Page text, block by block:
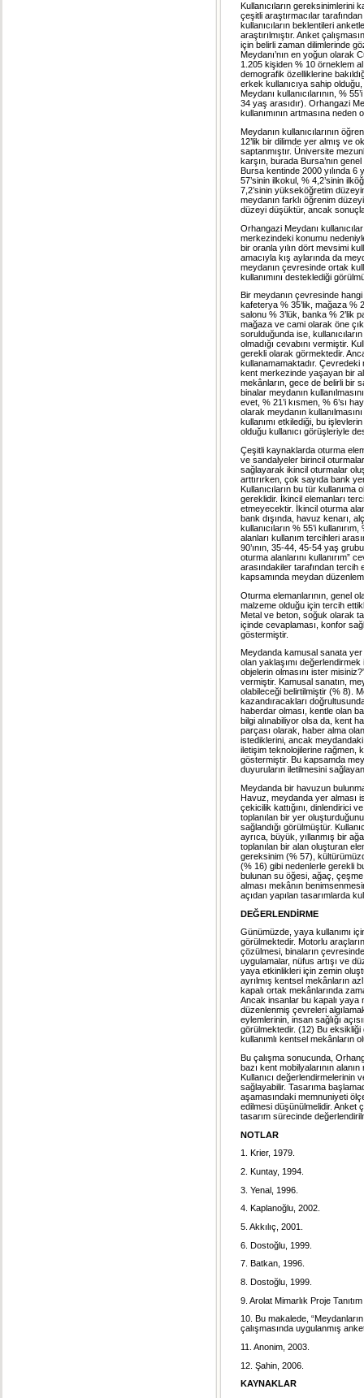
Kullanıcıların gereksinimlerini
çeşitli araştırmacılar
kullanıcıların beklentileri
araştırılmıştır. Anket
için belirli zaman dilimlerinde
Meydanı’nın en yoğun olarak
1.205 kişiden % 10 örneklem
demografik özelliklerine
erkek kullanıcıya sahip
Meydanı kullanıcılarının, %
34 yaş arasıdır). Orhangazi
kullanımının artmasına neden
Meydanın kullanıcılarının
12’lik bir dilimde yer almış ve
saptanmıştır. Üniversite
karşın, burada Bursa’nın
Bursa kentinde 2000 yılında
57’sinin ilkokul, % 4,2’sinin
7,2’sinin yükseköğretim
meydanın farklı öğrenim
düzeyi düşüktür, ancak
Orhangazi Meydanı
merkezindeki konumu
bir oranla yılın dört mevsimi
amacıyla kış aylarında da
meydanın çevresinde ortak
kullanımını desteklediği
Bir meydanın çevresinde
kafeterya % 35’lik, mağaza %
salonu % 3’lük, banka % 2’lik
mağaza ve cami olarak öne
sorulduğunda ise,
olmadığı cevabını vermiştir.
gerekli olarak görmektedir.
kullanamamaktadır.
kent merkezinde yaşayan bir
mekânların, gece de belirli bir
binalar meydanın
evet, % 21’i kısmen, % 6’sı
olarak meydanın
kullanımı etkilediği, bu
olduğu kullanıcı görüşleriyle
Çeşitli kaynaklarda oturma
ve sandalyeler birincil
sağlayarak ikincil oturmalar
arttırırken, çok sayıda bank
Kullanıcıların bu tür
gereklidir. İkincil elemanları
etmeyecektir. İkincil oturma
bank dışında, havuz kenarı,
kullanıcıların % 55’i
alanları kullanım tercihleri
90’ının, 35-44, 45-54 yaş
oturma alanlarını kullanırım”
arasındakiler tarafından tercih
kapsamında meydan
Oturma elemanlarının, genel
malzeme olduğu için tercih
Metal ve beton, soğuk olarak
içinde cevaplaması, konfor
göstermiştir.
Meydanda kamusal sanata
olan yaklaşımı
objelerin olmasını ister
vermiştir. Kamusal sanatın,
olabileceği belirtilmiştir (% 8).
kazandıracakları
haberdar olması, kentle olan
bilgi alınabiliyor olsa da, kent
parçası olarak, haber alma
istediklerini, ancak
iletişim teknolojilerine rağmen,
göstermiştir. Bu kapsamda
duyuruların iletilmesini
Meydanda bir havuzun
Havuz, meydanda yer alması
çekicilik kattığını, dinlendirici
toplanılan bir yer
sağlandığı görülmüştür.
ayrıca, büyük, yıllanmış bir
toplanılan bir alan oluşturan
gereksinim (% 57),
(% 16) gibi nedenlerle gerekli
bulunan su öğesi, ağaç,
alması mekânın
açıdan yapılan tasarımlarda
DEĞERLENDİRME
Günümüzde, yaya kullanımı
görülmektedir. Motorlu
çözülmesi, binaların
uygulamalar, nüfus artışı ve
yaya etkinlikleri için zemin
ayrılmış kentsel mekânların
kapalı ortak mekânlarında
Ancak insanlar bu kapalı yaya
düzenlenmiş çevreleri
eylemlerinin, insan sağlığı
görülmektedir. (12) Bu
kullanımlı kentsel mekânların
Bu çalışma sonucunda,
bazı kent mobilyalarının
Kullanıcı değerlendirmelerinin
sağlayabilir. Tasarıma
aşamasındaki memnuniyeti
edilmesi düşünülmelidir. Anket
tasarım sürecinde
NOTLAR
1. Krier, 1979.
2. Kuntay, 1994.
3. Yenal, 1996.
4. Kaplanoğlu, 2002.
5. Akkılıç, 2001.
6. Dostoğlu, 1999.
7. Batkan, 1996.
8. Dostoğlu, 1999.
9. Arolat Mimarlık Proje
10. Bu makalede,
çalışmasında uygulanmış
11. Anonim, 2003.
12. Şahin, 2006.
KAYNAKLAR